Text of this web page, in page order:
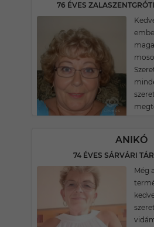
76 ÉVES
ANIKÓ
74 ÉVES SÁRVÁRI
Még